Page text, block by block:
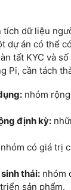
tích dữ liệu
dự án có thể
tất KYC và
Pi, cần tách
nhóm
định kỳ:
nhóm có giá trị
thái: nhóm
sản phẩm.